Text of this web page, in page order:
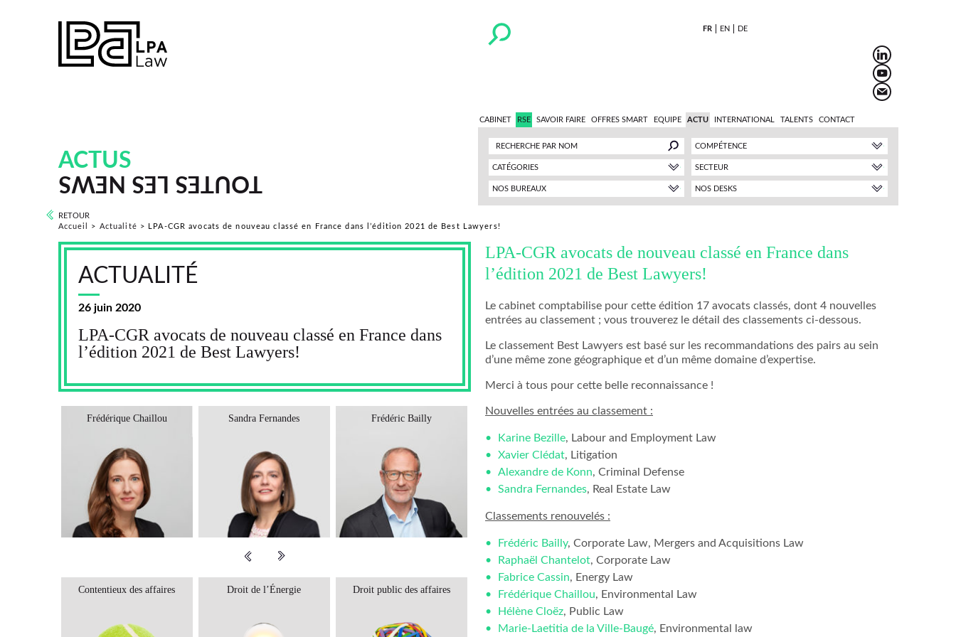
FR EN DE
CABINET RSE SAVOIR FAIRE OFFRES SMART EQUIPE ACTU INTERNATIONAL TALENTS CONTACT
ACTUS
TOUTES LES NEWS
RETOUR
Accueil
> Actualité > LPA-CGR avocats de nouveau classé en France dans l’édition 2021 de Best Lawyers!
COMPÉTENCE
CATÉGORIES SECTEUR
NOS DESKS
NOS BUREAUX
ACTUALITÉ
26 juin 2020
LPA-CGR avocats de nouveau classé en France dans
l’édition 2021 de Best Lawyers!
Frédérique Chaillou Sandra Fernandes Frédéric Bailly Sidonie Fraîche-Dupeyrat Hélène Cloëz
Contentieux des affaires Droit de l’Énergie Droit public des affaires Droit social Environnement
LPA-CGR avocats de nouveau classé en France dans
l’édition 2021 de Best Lawyers!
Le cabinet comptabilise pour cette édition 17 avocats classés, dont 4 nouvelles
entrées au classement ; vous trouverez le détail des classements ci-dessous.
Le classement Best Lawyers est basé sur les recommandations des pairs au sein
d’une même zone géographique et d’un même domaine d’expertise.
Merci à tous pour cette belle reconnaissance !
Nouvelles entrées au classement :
Karine Bezille, Labour and Employment Law
Xavier Clédat, Litigation
Alexandre de Konn, Criminal Defense
Sandra Fernandes, Real Estate Law
Classements renouvelés :
Frédéric Bailly, Corporate Law, Mergers and Acquisitions Law
Raphaël Chantelot, Corporate Law
Fabrice Cassin, Energy Law
Frédérique Chaillou, Environmental Law
Hélène Cloëz, Public Law
Marie-Laetitia de la Ville-Baugé, Environmental law